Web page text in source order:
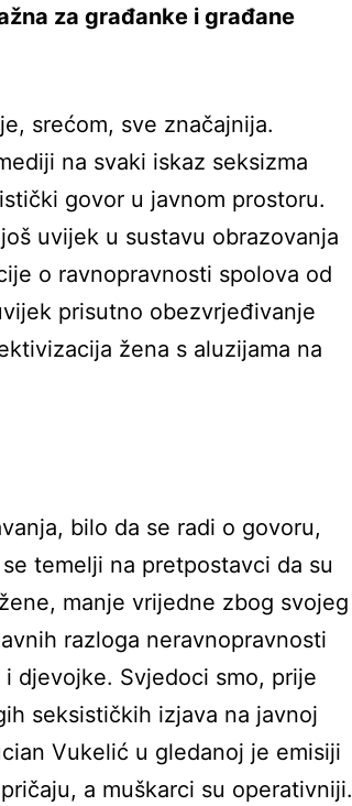
za građanke i građane
srećom, sve značajnija.
na svaki iskaz seksizma
govor u javnom prostoru.
uvijek u sustavu obrazovanja
o ravnopravnosti spolova od
prisutno obezvrjeđivanje
žena s aluzijama na
bilo da se radi o govoru,
temelji na pretpostavci da su
manje vrijedne zbog svojeg
razloga neravnopravnosti
djevojke. Svjedoci smo, prije
seksističkih izjava na javnoj
Vukelić u gledanoj je emisiji
a muškarci su operativniji.